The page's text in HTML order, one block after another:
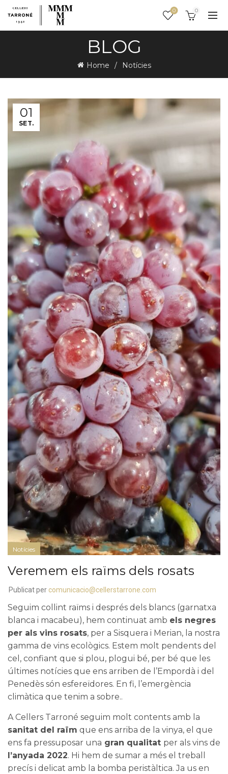
0 0
BLOG
Home Notícies
01
SET.
Notícies
Veremem els raïms dels rosats
Publicat per comunicacio@cellerstarrone.com
Seguim collint raïms i després dels blancs (garnatxa
blanca i macabeu), hem continuat amb els negres
per als vins rosats, per a Sisquera i Merian, la nostra
gamma de vins ecològics. Estem molt pendents del
cel, confiant que si plou, plogui bé, per bé que les
últimes notícies que ens arriben de l’Empordà i del
Penedès són esfereïdores. En fi, l’emergència
climàtica que tenim a sobre..
A Cellers Tarroné seguim molt contents amb la
sanitat del raïm que ens arriba de la vinya, el que
ens fa pressuposar una gran qualitat per als vins de
l’anyada 2022. Hi hem de sumar a més el treball
precís i delicat amb la bomba peristàltica. Ja us en